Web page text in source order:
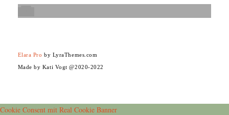
Elara Pro by LyraThemes.com
Made by Kati Vogt @2020-2022
Cookie Consent mit Real Cookie Banner